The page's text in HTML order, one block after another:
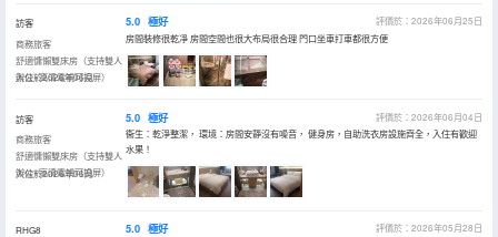
訪客
商務旅客
舒適慵懶雙床房（支持雙人
辦公+高清電視可投屏）
入住於2026年06月
5.0 極好
評價於：2026年06月25日
房間裝修很乾凈 房間空間也很大布局很合理 門口坐車打車都很方便
訪客
商務旅客
舒適慵懶雙床房（支持雙人
辦公+高清電視可投屏）
入住於2026年06月
5.0 極好
評價於：2026年06月04日
衞生：乾淨整潔， 環境：房間安靜沒有噪音， 健身房，自助洗衣房設施齊全，入住有歡迎
水果！
RHG8
5.0 極好
評價於：2026年05月28日